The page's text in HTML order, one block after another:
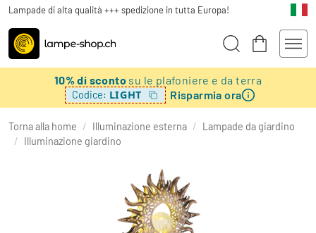
Lampade di alta qualità +++ spedizione in tutta Europa!
10% di sconto su le plafoniere e da terra
Codice: LIGHT Risparmia ora
Torna alla home / Illuminazione esterna / Lampade da giardino
/ Illuminazione giardino